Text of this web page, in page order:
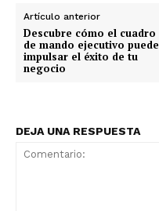
Artículo anterior
Descubre cómo el cuadro
de mando ejecutivo puede
impulsar el éxito de tu
negocio
DEJA UNA RESPUESTA